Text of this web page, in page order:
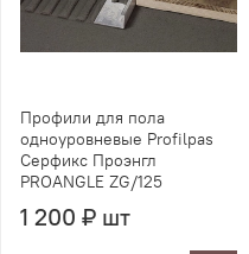
Профили для пола
одноуровневые Profilpas
Серфикс Проэнгл
PROANGLE ZG/125
1 200 ₽ шт